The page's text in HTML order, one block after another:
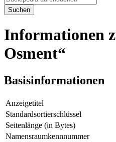
Suchen
Informationen
Osment“
Basisinformationen
Anzeigetitel
Standardsortierschlüssel
Seitenlänge (in Bytes)
Namensraumkennnummer